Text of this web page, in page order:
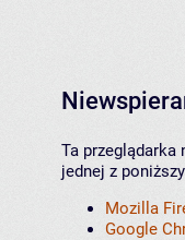
Ta przeglądarka
jednej z
Mozilla
Google